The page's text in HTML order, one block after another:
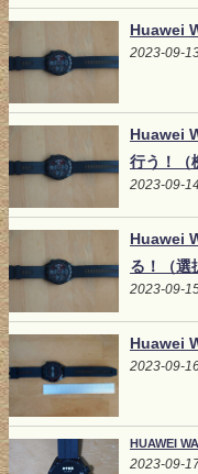
Huawei
2023-09-
Huawei
行う！（
2023-09-
Huawei
る！（選
2023-09-
Huawei
2023-09-
HUAWEI
2023-09-